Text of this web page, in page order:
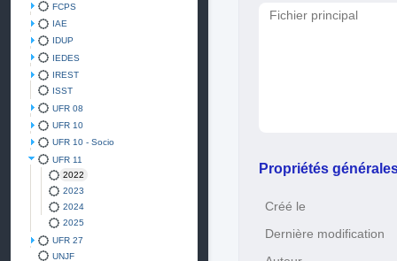
FCPS
IAE
IDUP
IEDES
IREST
ISST
UFR 08
UFR 10
UFR 10 - Socio
UFR 11
2022
2023
2024
2025
UFR 27
UNJF
Fichier principal
Propriétés
Créé le
Dernière modification